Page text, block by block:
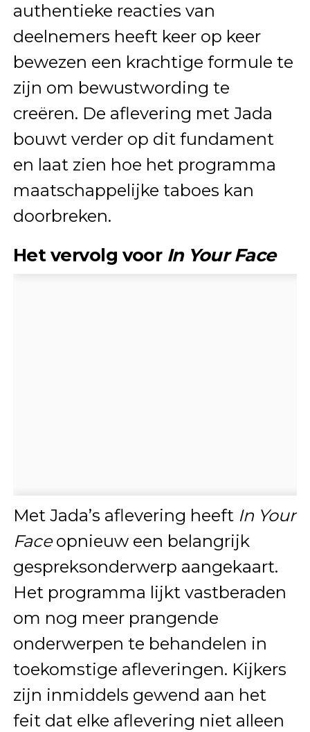
authentieke reacties van
deelnemers heeft keer op keer
bewezen een krachtige formule te
zijn om bewustwording te
creëren. De aflevering met Jada
bouwt verder op dit fundament
en laat zien hoe het programma
maatschappelijke taboes kan
doorbreken.
Het vervolg voor In Your Face
Met Jada’s aflevering heeft In Your
Faceopnieuw een belangrijk
gespreksonderwerp aangekaart.
Het programma lijkt vastberaden
om nog meer prangende
onderwerpen te behandelen in
toekomstige afleveringen. Kijkers
zijn inmiddels gewend aan het
feit dat elke aflevering niet alleen